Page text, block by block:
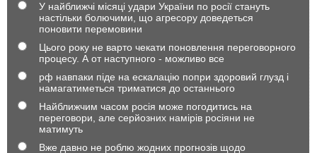
У найближчі місяці удари України по росії стануть
настільки болючими, що агресору доведеться
поновити перемовини
Цього року не варто чекати поновлення переговорного
процесу. А от наступного - можливо все
рф навпаки піде на ескалацію попри здоровий глузд і
намагатиметься триматися до останнього
Найближчим часом росія може погодитись на
переговори, але серйозних намірів росіяни не
матимуть
Вже давно не роблю жодних прогнозів щодо